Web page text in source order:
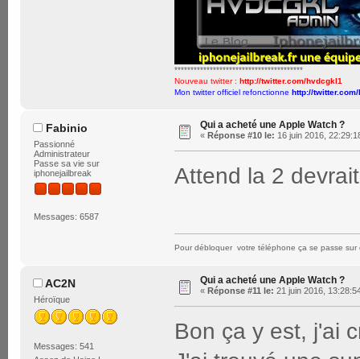
****************************************
Nouveau twitter : http://twitter.com/hvdcgkl1
Mon twitter officiel refonctionne http://
Fabinio
Passionné
Administrateur
Passe sa vie sur
iphonejailbreak
Messages: 6587
Qui a acheté une Apple Watch ?
« Réponse #10 le: 16 juin 2016,
Attend la 2
Pour débloquer votre téléphone ça se passe sur
AC2N
Héroïque
Messages: 541
Qui a acheté une Apple Watch ?
« Réponse #11 le: 21 juin 2016,
Bon ça y est, j'ai